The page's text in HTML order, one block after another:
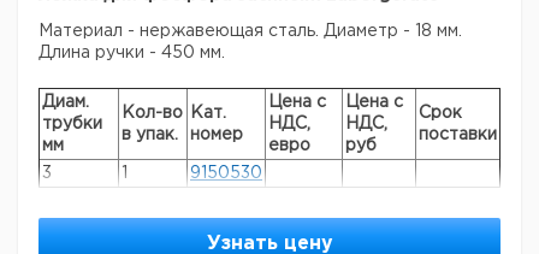
Материал - нержавеющая сталь. Диаметр - 18 мм.
Длина ручки - 450 мм.
Диам.
трубки
мм
Кол-во
в упак.
Кат.
номер
Цена с
НДС,
евро
Цена с
НДС,
руб
Срок
поставки
3 1 9150530
Прошу обратить внимание на то, что минимальный
заказ в нашей компании составляет 300 евро с ндс.
Узнать цену